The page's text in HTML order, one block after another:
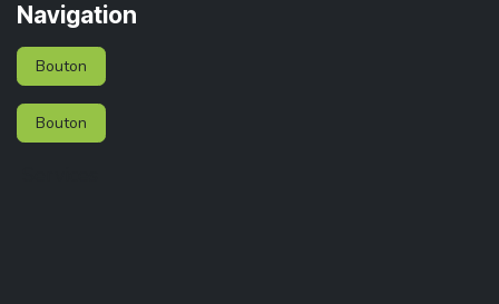
Navigation
Bouton
Bouton